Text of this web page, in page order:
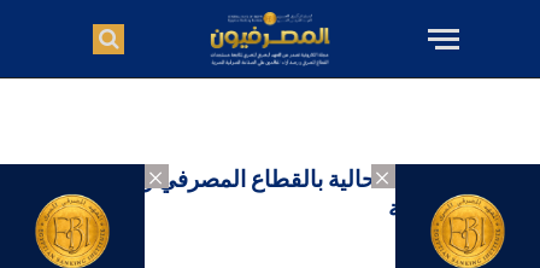
×
×
الاتجاهات الحالية بالقطاع المصرفي والقطاعات
ذات الصلة